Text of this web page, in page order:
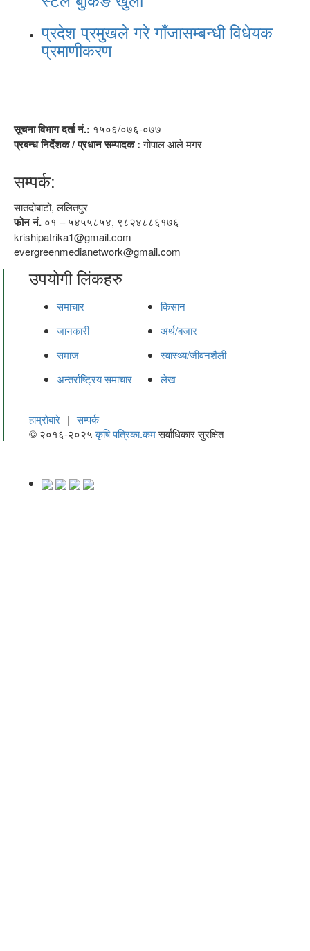
प्रदेश प्रमुखले गरे गाँजासम्बन्धी विधेयक
प्रमाणीकरण
सूचना विभाग दर्ता नं.: १५०६/०७६-०७७
प्रबन्ध निर्देशक / प्रधान सम्पादक :गोपाल आले मगर
सम्पर्क:
सातदोबाटो, ललितपुर
फोन नं. ०१ – ५४५५८५४, ९८२४८८६१७६
krishipatrika1@gmail.com
evergreenmedianetwork@gmail.com
उपयोगी लिंकहरु
समाचार
किसान
जानकारी
अर्थ/बजार
समाज
स्वास्थ्य/जीवनशैली
अन्तर्राष्ट्रिय समाचार
लेख
हाम्रोबारे | सम्पर्क
© २०१६-२०२५कृषि पत्रिका.कमसर्वाधिकार सुरक्षित